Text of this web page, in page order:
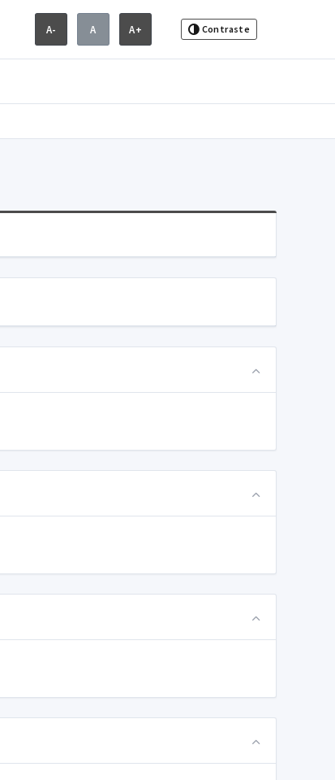
A- A A+ Contraste